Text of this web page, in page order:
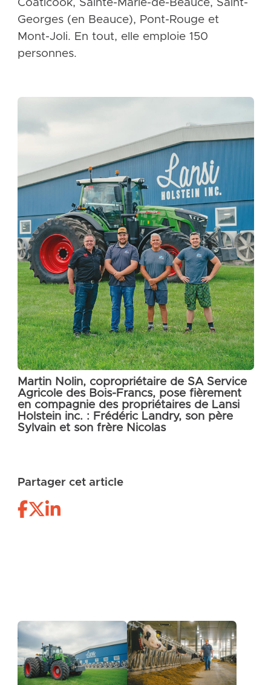
Coaticook, Sainte-Marie-de-Beauce, Saint-
Georges (en Beauce), Pont-Rouge et
Mont-Joli. En tout, elle emploie 150
personnes.
Martin Nolin, copropriétaire de SA Service
Agricole des Bois-Francs, pose fièrement
en compagnie des propriétaires de Lansi
Holstein inc. : Frédéric Landry, son père
Sylvain et son frère Nicolas
Partager cet article